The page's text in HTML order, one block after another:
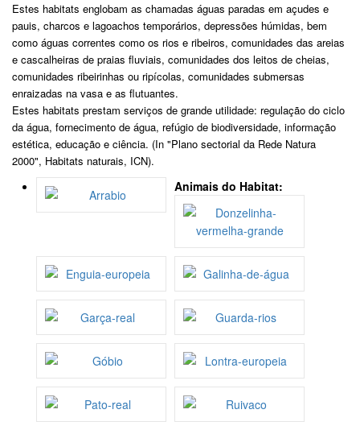
Estes habitats englobam as chamadas águas paradas em açudes e
pauis, charcos e lagoachos temporários, depressões húmidas, bem
como águas correntes como os rios e ribeiros, comunidades das areias
e cascalheiras de praias fluviais, comunidades dos leitos de cheias,
comunidades ribeirinhas ou ripícolas, comunidades submersas
enraizadas na vasa e as flutuantes.
Estes habitats prestam serviços de grande utilidade: regulação do ciclo
da água, fornecimento de água, refúgio de biodiversidade, informação
estética, educação e ciência. (In "Plano sectorial da Rede Natura
2000", Habitats naturais, ICN).
Animais do Habitat: